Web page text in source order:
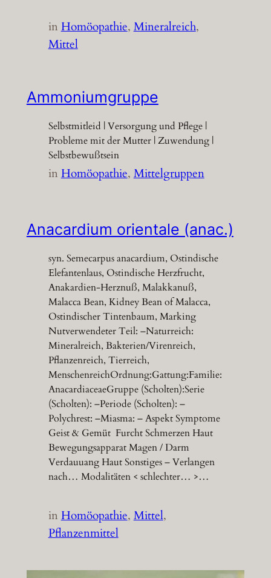
inHomöopathie, Mineralreich
Mittel
Ammoniumgruppe
Selbstmitleid | Versorgung und Pflege |
Probleme mit der Mutter | Zuwendung |
Selbstbewußtsein
inHomöopathie, Mittelgruppen
Anacardium orientale (anac.)
syn. Semecarpus anacardium, Ostindische
Elefantenlaus, Ostindische Herzfrucht,
Anakardien-Herznuß, Malakkanuß,
Malacca Bean, Kidney Bean of Malacca,
Ostindischer Tintenbaum, Marking
Nutverwendeter Teil: –Naturreich:
Mineralreich, Bakterien/Virenreich,
Pflanzenreich, Tierreich,
MenschenreichOrdnung:Gattung:Familie:
AnacardiaceaeGruppe (Scholten):Serie
(Scholten): –Periode (Scholten): –
Polychrest: –Miasma: – Aspekt Symptome
Geist & Gemüt Furcht Schmerzen Haut
Bewegungsapparat Magen / Darm
Verdauuang Haut Sonstiges – Verlangen
nach… Modalitäten < schlechter… >…
inHomöopathie, Mittel
Pflanzenmittel